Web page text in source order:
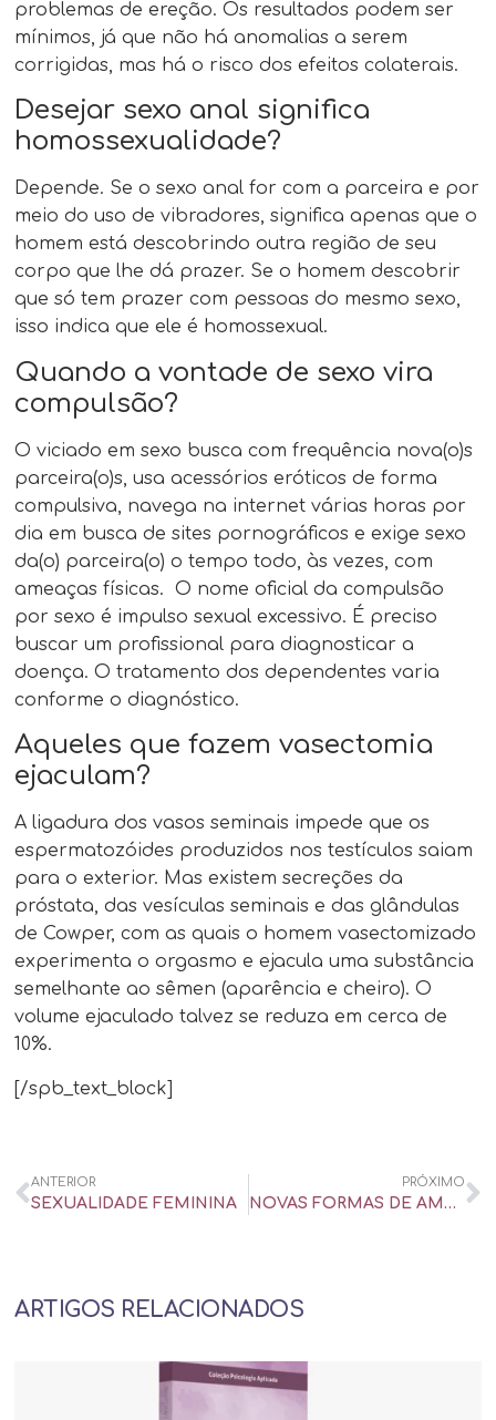
problemas de ereção. Os resultados podem ser
mínimos, já que não há anomalias a serem
corrigidas, mas há o risco dos efeitos colaterais.
Desejar sexo anal significa
homossexualidade?
Depende. Se o sexo anal for com a parceira e por
meio do uso de vibradores, significa apenas que o
homem está descobrindo outra região de seu
corpo que lhe dá prazer. Se o homem descobrir
que só tem prazer com pessoas do mesmo sexo,
isso indica que ele é homossexual.
Quando a vontade de sexo vira
compulsão?
O viciado em sexo busca com frequência nova(o)s
parceira(o)s, usa acessórios eróticos de forma
compulsiva, navega na internet várias horas por
dia em busca de sites pornográficos e exige sexo
da(o) parceira(o) o tempo todo, às vezes, com
ameaças físicas. O nome oficial da compulsão
por sexo é impulso sexual excessivo. É preciso
buscar um profissional para diagnosticar a
doença. O tratamento dos dependentes varia
conforme o diagnóstico.
Aqueles que fazem vasectomia
ejaculam?
A ligadura dos vasos seminais impede que os
espermatozóides produzidos nos testículos saiam
para o exterior. Mas existem secreções da
próstata, das vesículas seminais e das glândulas
de Cowper, com as quais o homem vasectomizado
experimenta o orgasmo e ejacula uma substância
semelhante ao sêmen (aparência e cheiro). O
volume ejaculado talvez se reduza em cerca de
10%.
[/spb_text_block]
ANTERIOR
SEXUALIDADE FEMININA
PRÓXIMO
NOVAS FORMAS DE AMAR – CBN PODCAST – VOZES: HISTÓRIAS E REFLEXÕES #05
ARTIGOS RELACIONADOS